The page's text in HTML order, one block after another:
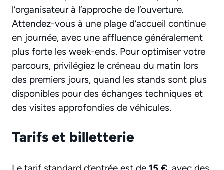
l’organisateur à l’approche de l’ouverture.
Attendez-vous à une plage d’accueil continue
en journée, avec une affluence généralement
plus forte les week-ends. Pour optimiser votre
parcours, privilégiez le créneau du matin lors
des premiers jours, quand les stands sont plus
disponibles pour des échanges techniques et
des visites approfondies de véhicules.
Tarifs et billetterie